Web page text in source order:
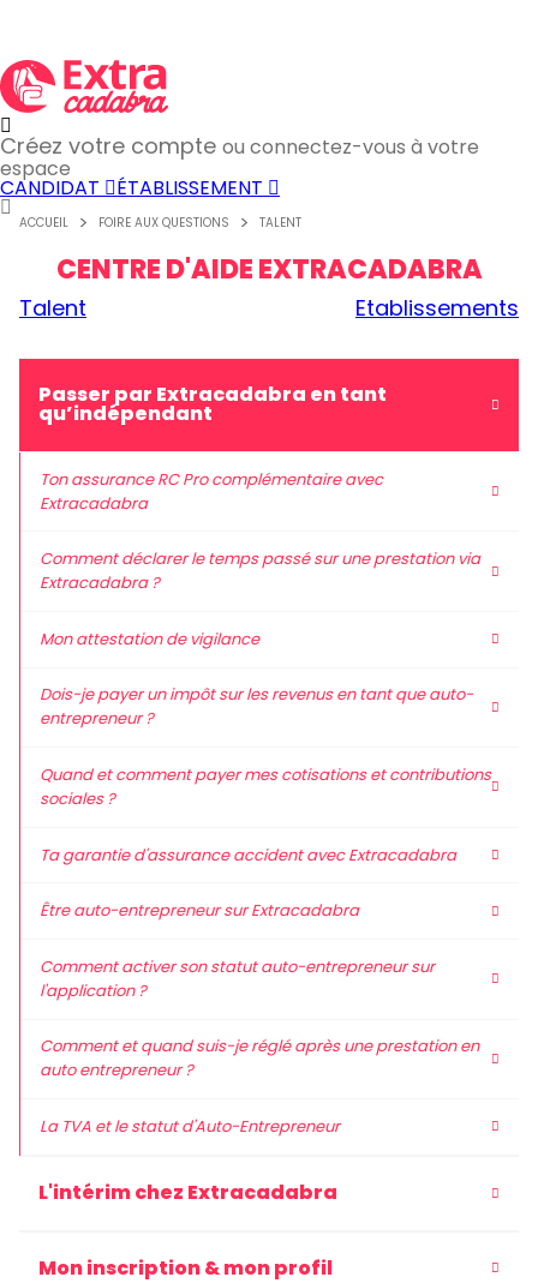
Créez votre compte ou connectez-vous à votre
espace
CANDIDAT ÉTABLISSEMENT
ACCUEIL FOIRE AUX QUESTIONS TALENT
CENTRE D'AIDE EXTRACADABRA
Talent Etablissements
Passer par Extracadabra en tant
qu’indépendant
Ton assurance RC Pro complémentaire avec
Extracadabra
Comment déclarer le temps passé sur une prestation via
Extracadabra ?
Mon attestation de vigilance
Dois-je payer un impôt sur les revenus en tant que auto-
entrepreneur ?
Quand et comment payer mes cotisations et contributions
sociales ?
Ta garantie d'assurance accident avec Extracadabra
Être auto-entrepreneur sur Extracadabra
Comment activer son statut auto-entrepreneur sur
l'application ?
Comment et quand suis-je réglé après une prestation en
auto entrepreneur ?
La TVA et le statut d'Auto-Entrepreneur
L'intérim chez Extracadabra
Mon inscription & mon profil